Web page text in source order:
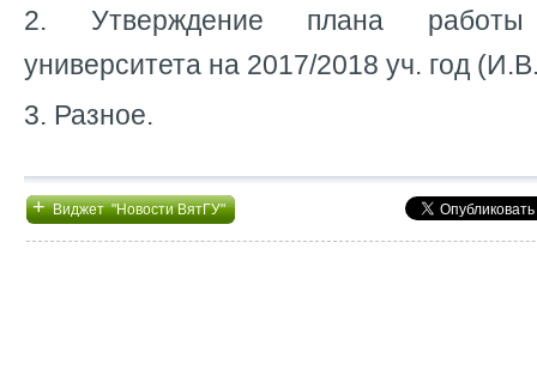
2. Утверждение плана работы
университета на 2017/2018 уч. год
3. Разное.
+Виджет "Новости ВятГУ"